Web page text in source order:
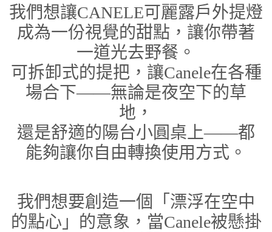
我們想讓CANELE可麗露戶外提燈
成為一份視覺的甜點，讓你帶著
一道光去野餐。
可拆卸式的提把，讓Canele在各種
場合下——無論是夜空下的草
地，
還是舒適的陽台小圓桌上——都
能夠讓你自由轉換使用方式。
我們想要創造一個「漂浮在空中
的點心」的意象，當Canele被懸掛